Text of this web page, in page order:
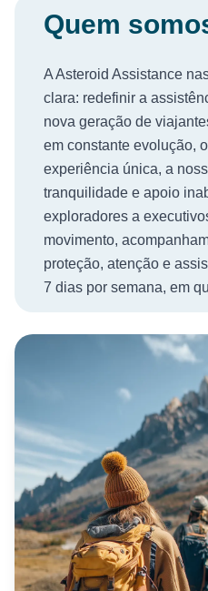
Quem
A Asteroid Assistance
clara: redefinir a
nova geração de
em constante evolução,
experiência única, a
tranquilidade e apoio
exploradores a
movimento,
proteção, atenção e
7 dias por semana, em